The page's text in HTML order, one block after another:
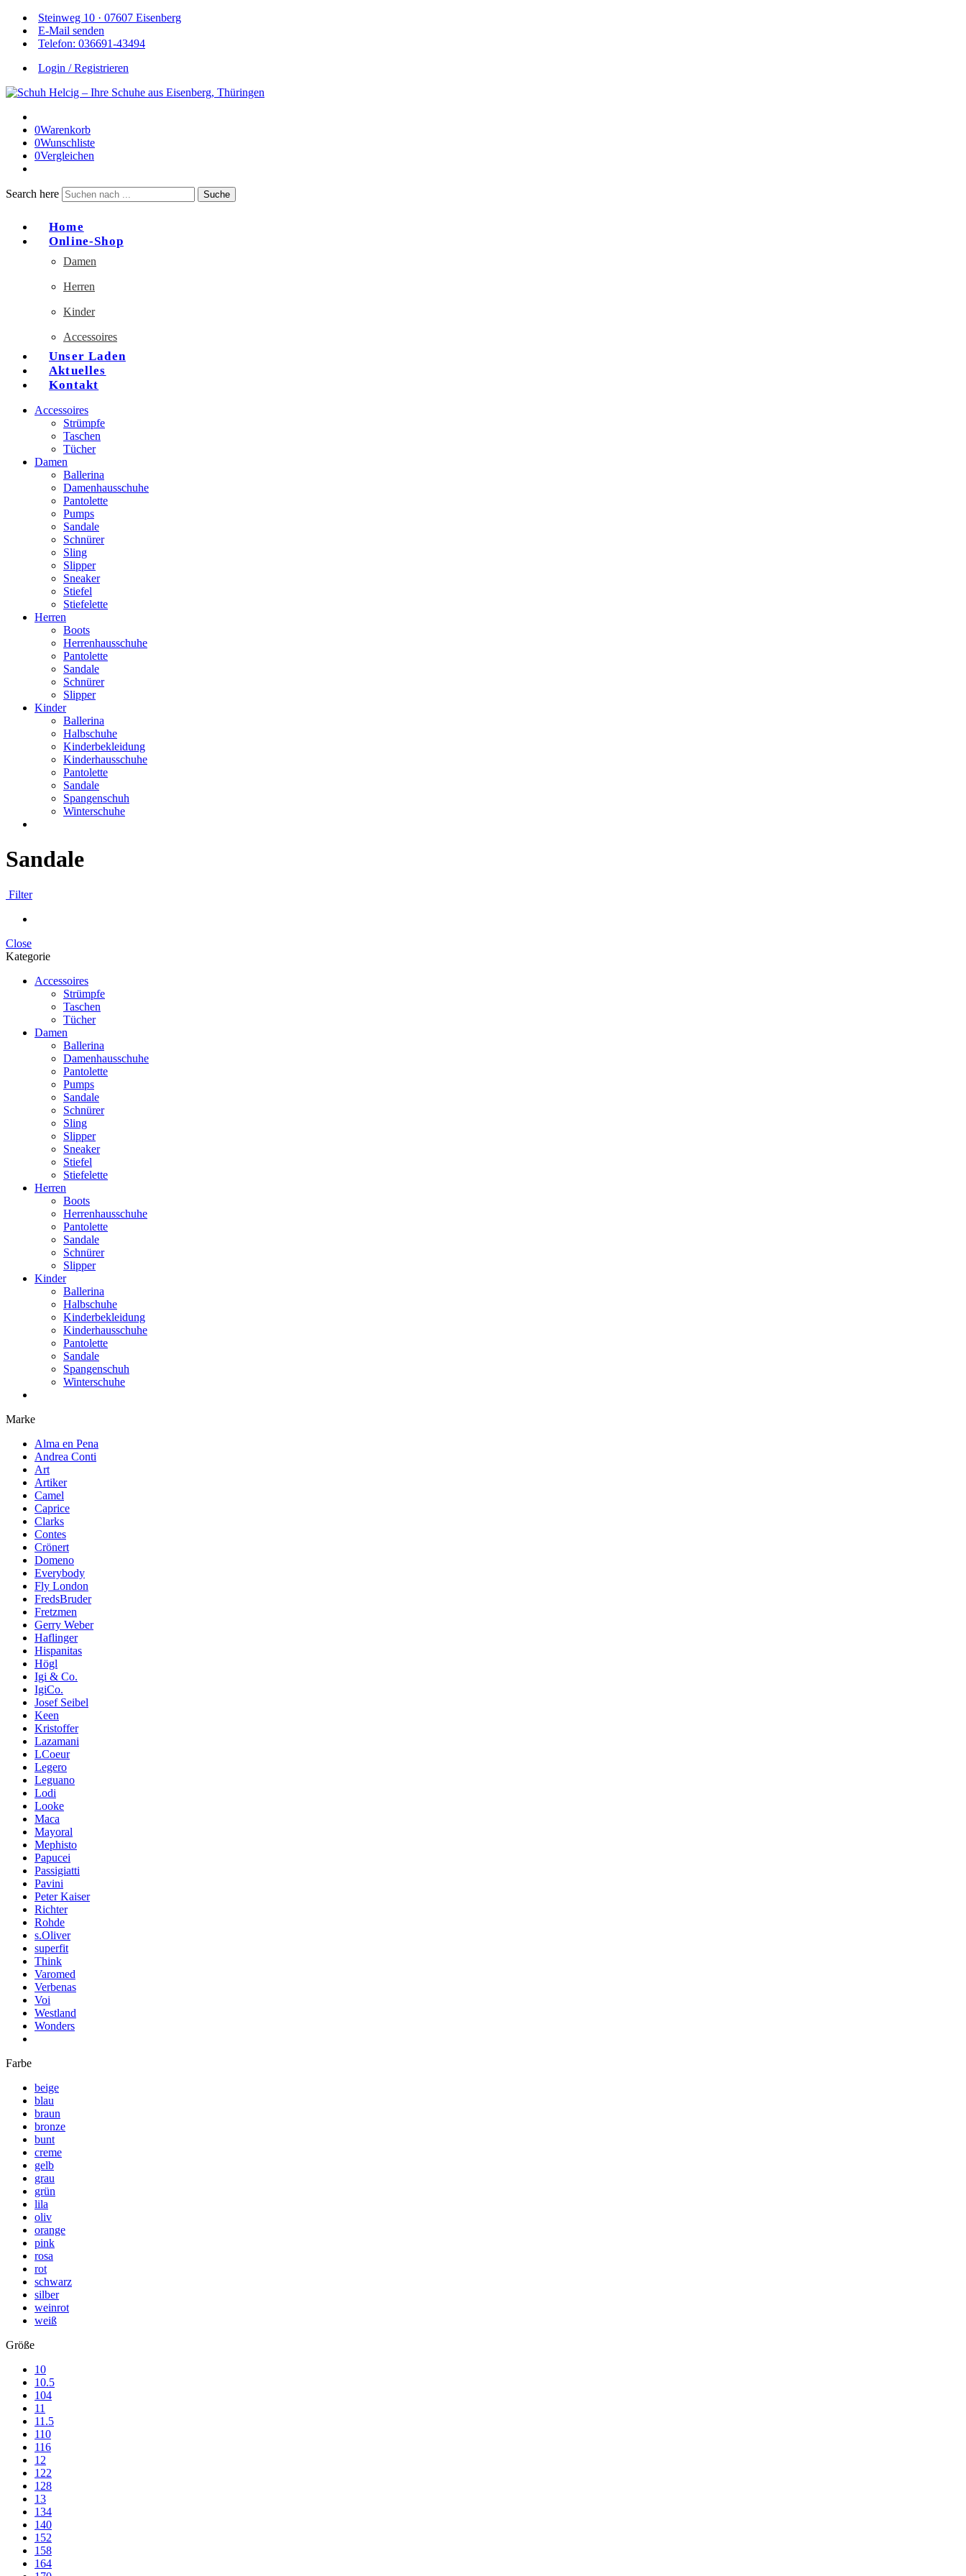
Steinweg 10 · 07607 Eisenberg
E-Mail senden
Telefon: 036691-43494
Login / Registrieren
0Warenkorb
0Wunschliste
0Vergleichen
Search here Suche
Home
Online-Shop
Damen
Herren
Kinder
Accessoires
Unser Laden
Aktuelles
Kontakt
Accessoires
Strümpfe
Taschen
Tücher
Damen
Ballerina
Damenhausschuhe
Pantolette
Pumps
Sandale
Schnürer
Sling
Slipper
Sneaker
Stiefel
Stiefelette
Herren
Boots
Herrenhausschuhe
Pantolette
Sandale
Schnürer
Slipper
Kinder
Ballerina
Halbschuhe
Kinderbekleidung
Kinderhausschuhe
Pantolette
Sandale
Spangenschuh
Winterschuhe
Sandale
Filter
Close
Kategorie
Accessoires
Strümpfe
Taschen
Tücher
Damen
Ballerina
Damenhausschuhe
Pantolette
Pumps
Sandale
Schnürer
Sling
Slipper
Sneaker
Stiefel
Stiefelette
Herren
Boots
Herrenhausschuhe
Pantolette
Sandale
Schnürer
Slipper
Kinder
Ballerina
Halbschuhe
Kinderbekleidung
Kinderhausschuhe
Pantolette
Sandale
Spangenschuh
Winterschuhe
Marke
Alma en Pena
Andrea Conti
Art
Artiker
Camel
Caprice
Clarks
Contes
Crönert
Domeno
Everybody
Fly London
FredsBruder
Fretzmen
Gerry Weber
Haflinger
Hispanitas
Högl
Igi & Co.
IgiCo.
Josef Seibel
Keen
Kristoffer
Lazamani
LCoeur
Legero
Leguano
Lodi
Looke
Maca
Mayoral
Mephisto
Papucei
Passigiatti
Pavini
Peter Kaiser
Richter
Rohde
s.Oliver
superfit
Think
Varomed
Verbenas
Voi
Westland
Wonders
Farbe
beige
blau
braun
bronze
bunt
creme
gelb
grau
grün
lila
oliv
orange
pink
rosa
rot
schwarz
silber
weinrot
weiß
Größe
10
10.5
104
11
11.5
110
116
12
122
128
13
134
140
152
158
164